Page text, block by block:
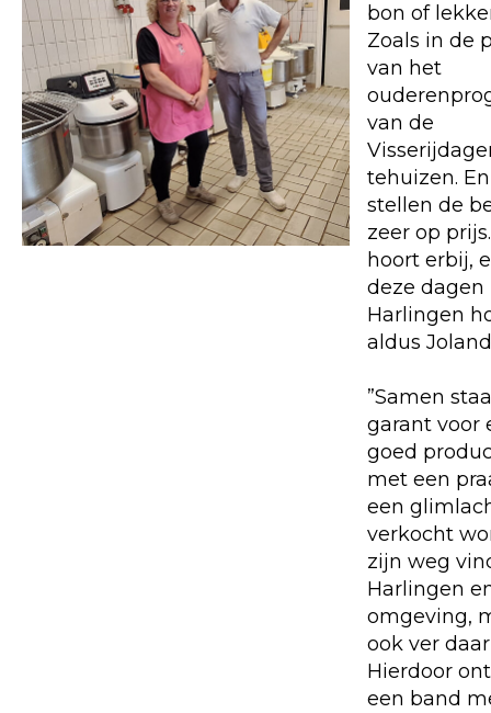
bon of
Zoals in de
van het
van de
tehuizen.
stellen de
zeer op
hoort erbij,
deze dagen
Harlingen
aldus
”Samen
garant voor
goed
met een
een
verkocht
zijn weg
Harlingen
omgeving,
ook ver
Hierdoor
een band